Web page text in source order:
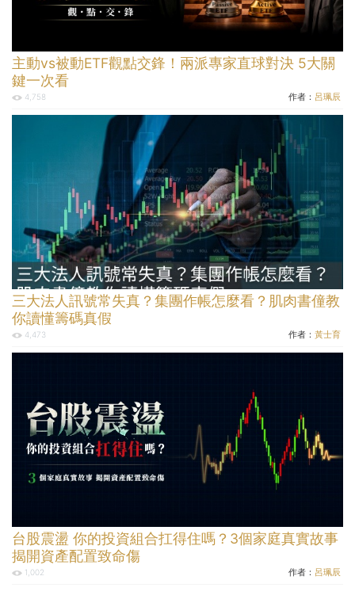
主動vs被動ETF觀點交鋒！兩派專家直球對決 5大關
鍵一次看
4,758 作者： 呂珮辰
三大法人訊號常失真？集團作帳怎麼看？肌肉書僮教
你讀懂籌碼真假
4,473 作者： 黃士育
台股震盪 你的投資組合扛得住嗎？3個家庭真實故事
揭開資產配置致命傷
1,002 作者： 呂珮辰